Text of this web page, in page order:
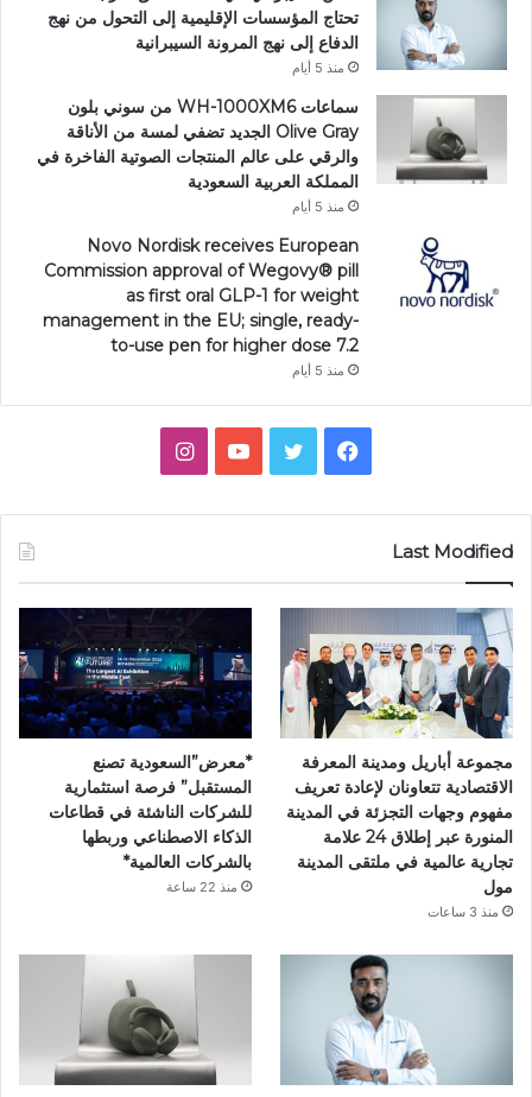
تحتاج المؤسسات الإقليمية إلى التحول من نهج
الدفاع إلى نهج المرونة السيبرانية
منذ 5 أيام
سماعات WH-1000XM6 من سوني بلون
Olive Gray الجديد تضفي لمسة من الأناقة
والرقي على عالم المنتجات الصوتية الفاخرة في
المملكة العربية السعودية
منذ 5 أيام
Novo Nordisk receives European
Commission approval of Wegovy®️ pill
as first oral GLP-1 for weight
management in the EU; single, ready-
to-use pen for higher dose 7.2
منذ 5 أيام
فيسبوك تويتر يوتيوبانستقرام
Last Modified
مجموعة أباريل ومدينة المعرفة
الاقتصادية تتعاونان لإعادة تعريف
مفهوم وجهات التجزئة في المدينة
المنورة عبر إطلاق 24 علامة
تجارية عالمية في ملتقى المدينة
مول
منذ 3 ساعات
*معرض”السعودية تصنع
المستقبل” فرصة استثمارية
للشركات الناشئة في قطاعات
الذكاء الاصطناعي وربطها
بالشركات العالمية*
منذ 22 ساعة